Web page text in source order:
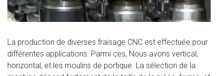
La production de diverses fraisage CNC est effectuée pour
différentes applications. Parmi ces, Nous avons vertical,
horizontal, et les moulins de portique. La sélection de la